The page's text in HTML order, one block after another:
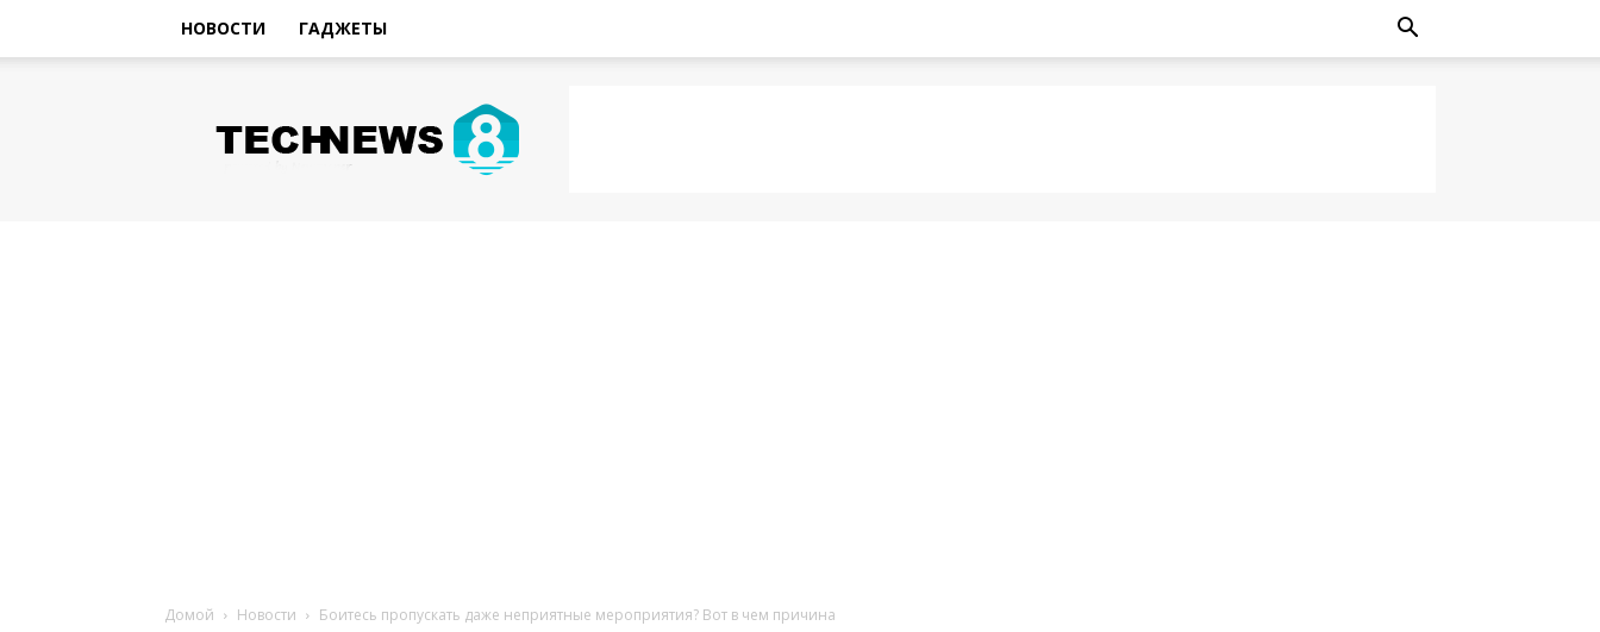
НОВОСТИ ГАДЖЕТЫ
Tech
Новости
Домой Новости Боитесь пропускать даже неприятные мероприятия? Вот в чем причина